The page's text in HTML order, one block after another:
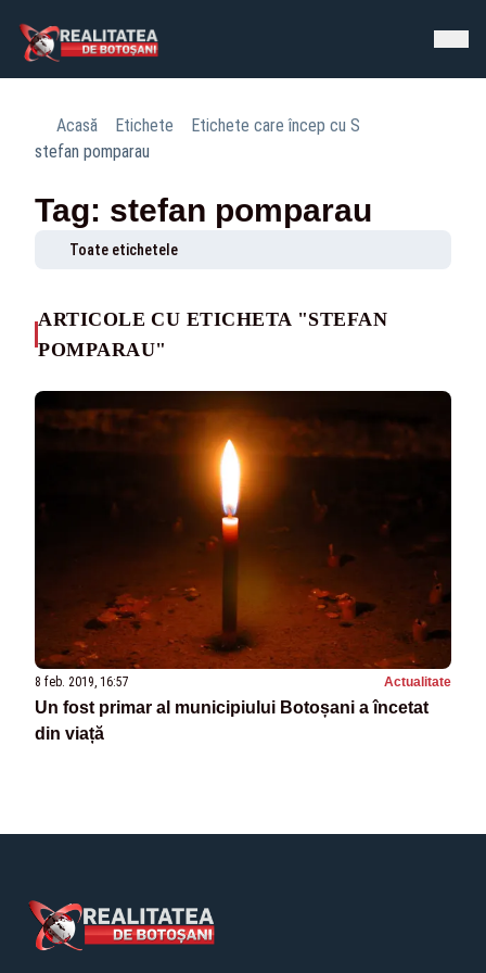
Acasă Etichete
Etichete care încep cu S
stefan pomparau
Tag: stefan pomparau
Toate etichetele
ARTICOLE CU ETICHETA "STEFAN
POMPARAU"
8 feb. 2019, 16:57 Actualitate
Un fost primar al municipiului Botoșani a încetat
din viață